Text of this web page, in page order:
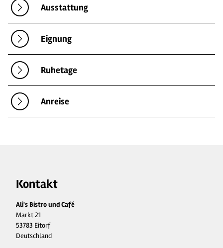
Ausstattung
Eignung
Ruhetage
Anreise
Kontakt
Ali's Bistro und Café
Markt 21
53783 Eitorf
Deutschland